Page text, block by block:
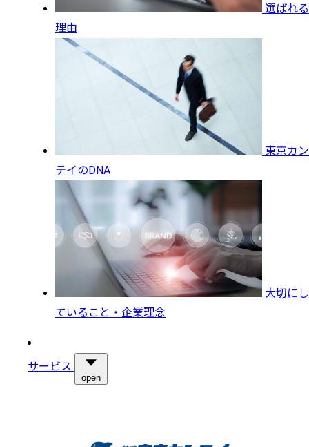
選ばれる
理由
東京カン
テイのDNA
大切にし
ていること・企業理念
サービス
open